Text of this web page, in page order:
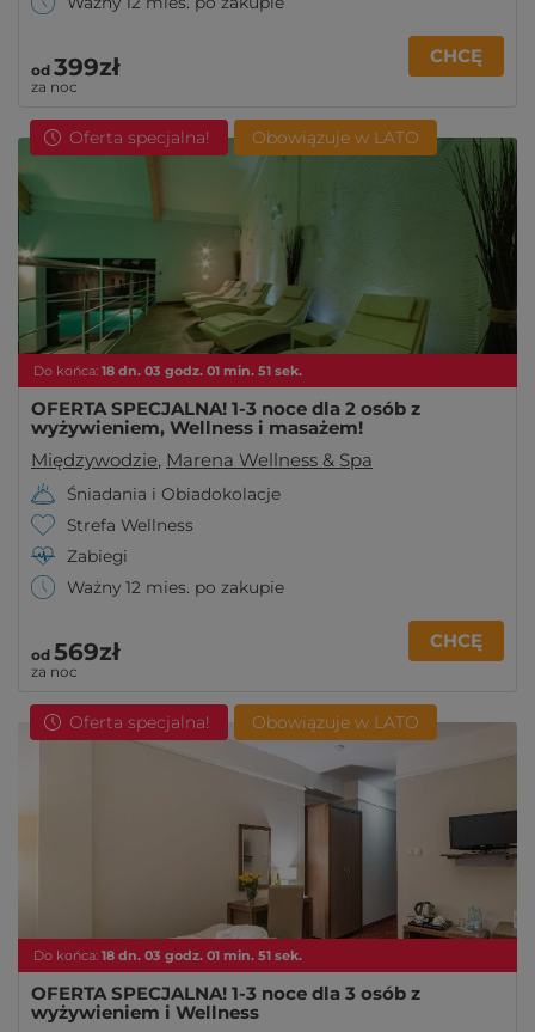
od 399zł
za noc
CHCĘ
Do końca: 18 dn. 03 godz. 01 min. 49sek.
Oferta specjalna! Obowiązuje w LATO
OFERTA SPECJALNA! 1-3 noce dla 2 osób z
wyżywieniem, Wellness i masażem!
Międzywodzie, Marena Wellness & Spa
Śniadania i Obiadokolacje
Strefa Wellness
Zabiegi
Ważny 12 mies. po zakupie
od 569zł
za noc
CHCĘ
Do końca: 18 dn. 03 godz. 01 min. 49sek.
Oferta specjalna! Obowiązuje w LATO
OFERTA SPECJALNA! 1-3 noce dla 3 osób z
wyżywieniem i Wellness